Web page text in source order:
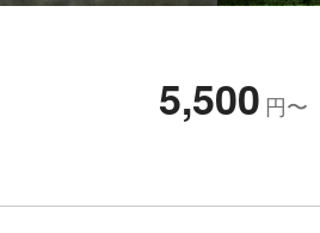
5,500 円〜